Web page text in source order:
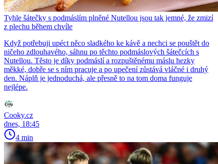
Tyhle šátečky s podmáslím plněné Nutellou jsou tak jemné, že zmizí
z plechu během chvíle
Když potřebuji upéct něco sladkého ke kávě a nechci se pouštět do
ničeho zdlouhavého, sáhnu po těchto podmáslových šátečcích s
Nutellou. Těsto je díky podmáslí a rozpuštěnému máslu hezky
měkké, dobře se s ním pracuje a po upečení zůstává vláčné i druhý
den. Náplň je jednoduchá, ale přesně to na tom doma funguje
nejlépe.
Cooky.cz
dnes, 18:45
4 min